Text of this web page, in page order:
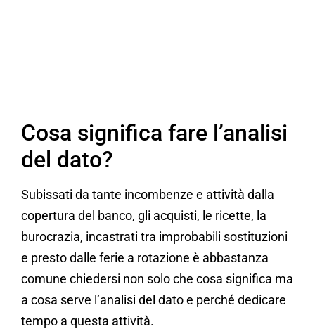
Cosa significa fare l’analisi
del dato?
Subissati da tante incombenze e attività dalla
copertura del banco, gli acquisti, le ricette, la
burocrazia, incastrati tra improbabili sostituzioni
e presto dalle ferie a rotazione è abbastanza
comune chiedersi non solo che cosa significa ma
a cosa serve l’analisi del dato e perché dedicare
tempo a questa attività.